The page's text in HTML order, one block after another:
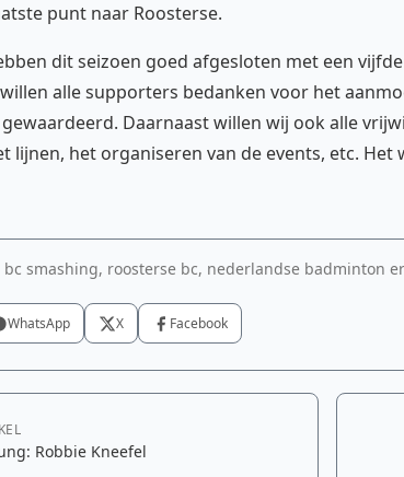
punt naar Roosterse.
dit seizoen goed afgesloten met een
willen alle supporters bedanken voor het
Daarnaast willen wij ook alle
lijnen, het organiseren van de events, etc.
bc smashing, roosterse bc, nederlandse badminton
WhatsApp X Facebook
Robbie Kneefel